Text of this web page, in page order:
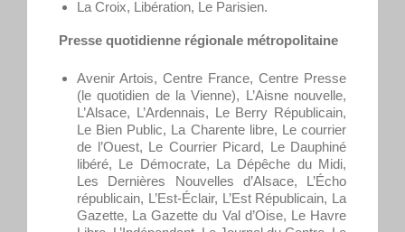
La Croix, Libération, Le Parisien.
Presse quotidienne régionale métropolitaine
Avenir Artois, Centre France, Centre Presse
(le quotidien de la Vienne), L’Aisne nouvelle,
L’Alsace, L’Ardennais, Le Berry Républicain,
Le Bien Public, La Charente libre, Le courrier
de l’Ouest, Le Courrier Picard, Le Dauphiné
libéré, Le Démocrate, La Dépêche du Midi,
Les Dernières Nouvelles d’Alsace, L’Écho
républicain, L’Est-Éclair, L’Est Républicain, La
Gazette, La Gazette du Val d’Oise, Le Havre